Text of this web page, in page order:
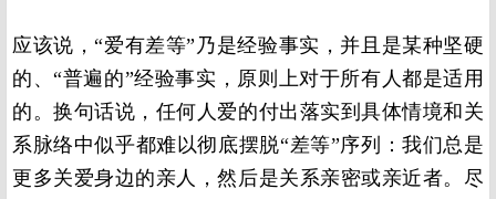
应该说，“爱有差等”乃是经验事实，并且是某种坚硬
的、“普遍的”经验事实，原则上对于所有人都是适用
的。换句话说，任何人爱的付出落实到具体情境和关
系脉络中似乎都难以彻底摆脱“差等”序列：我们总是
更多关爱身边的亲人，然后是关系亲密或亲近者。尽